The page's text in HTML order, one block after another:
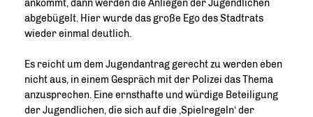
ankommt, dann werden die Anliegen der Jugendlichen
abgebügelt. Hier wurde das große Ego des Stadtrats
wieder einmal deutlich.
Es reicht um dem Jugendantrag gerecht zu werden eben
nicht aus, in einem Gespräch mit der Polizei das Thema
anzusprechen. Eine ernsthafte und würdige Beteiligung
der Jugendlichen, die sich auf die ‚Spielregeln‘ der